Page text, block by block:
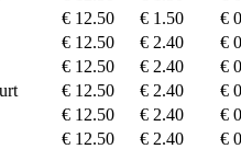
€ 12.50 € 1.50
€
€ 12.50 € 2.40
€
€ 12.50 € 2.40
€
€ 12.50 € 2.40
€
€ 12.50 € 2.40
€
€ 12.50 € 2.40
€